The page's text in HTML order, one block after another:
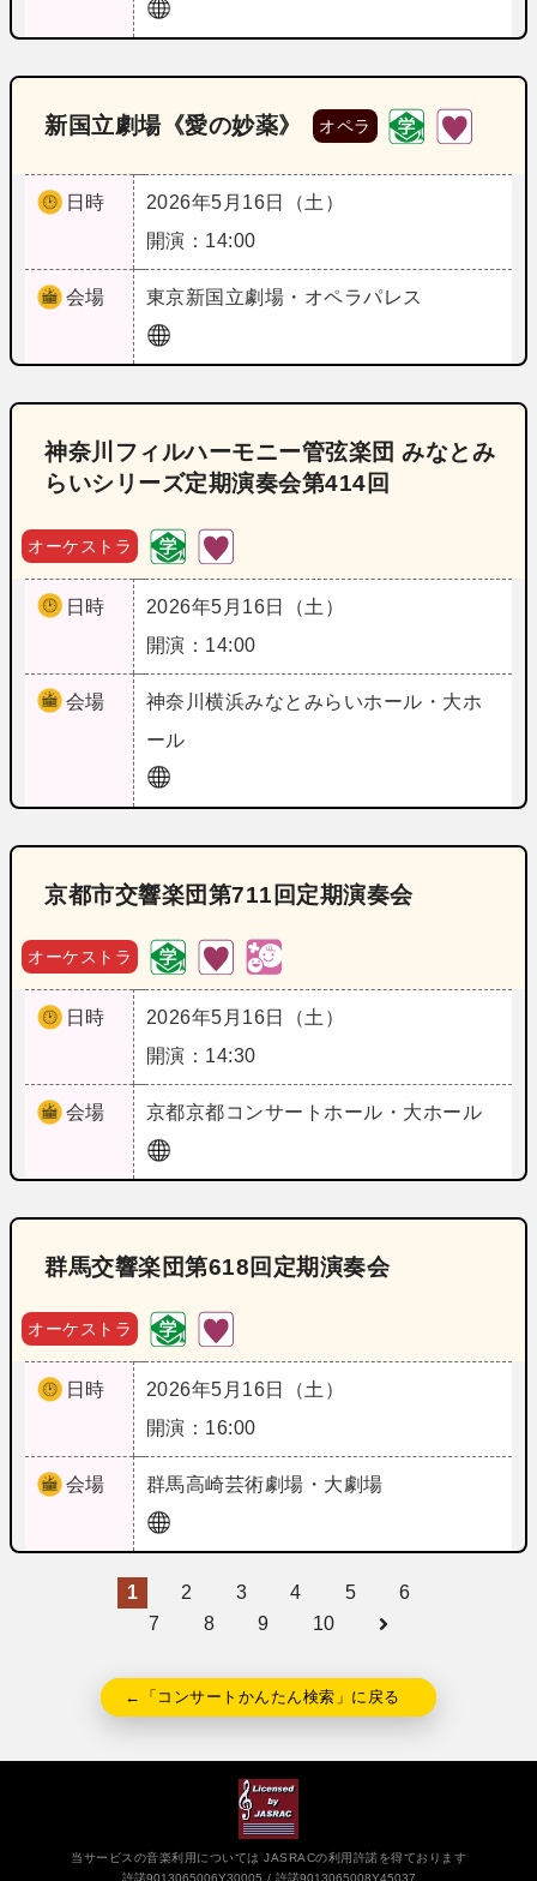
新国立劇場《愛の妙薬》 オペラ
日時
2026年5月16日（土）
開演：14:00
会場 東京新国立劇場・オペラパレス
神奈川フィルハーモニー管弦楽団 みなとみ
らいシリーズ定期演奏会第414回
オーケストラ
日時
2026年5月16日（土）
開演：14:00
会場 神奈川横浜みなとみらいホール・大ホ
ール
京都市交響楽団第711回定期演奏会
オーケストラ
日時
2026年5月16日（土）
開演：14:30
会場 京都京都コンサートホール・大ホール
群馬交響楽団第618回定期演奏会
オーケストラ
日時
2026年5月16日（土）
開演：16:00
会場 群馬高崎芸術劇場・大劇場
1 2 3 4 5
6
7
8 9 10
←「コンサートかんたん検索」に戻る
当サービスの音楽利用については JASRACの利用許諾を得ております